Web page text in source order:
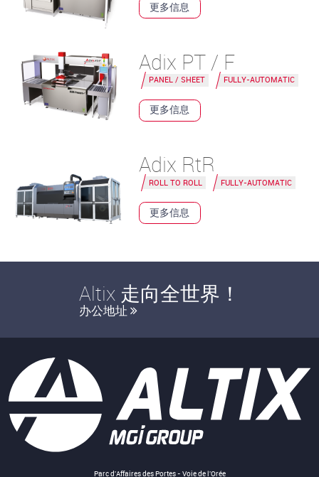
更多信息
Adix PT / F
PANEL / SHEET FULLY-AUTOMATIC
更多信息
Adix RtR
ROLL TO ROLL FULLY-AUTOMATIC
更多信息
Altix 走向全世界！
办公地址
Parc d'Affaires des Portes - Voie de l'Orée